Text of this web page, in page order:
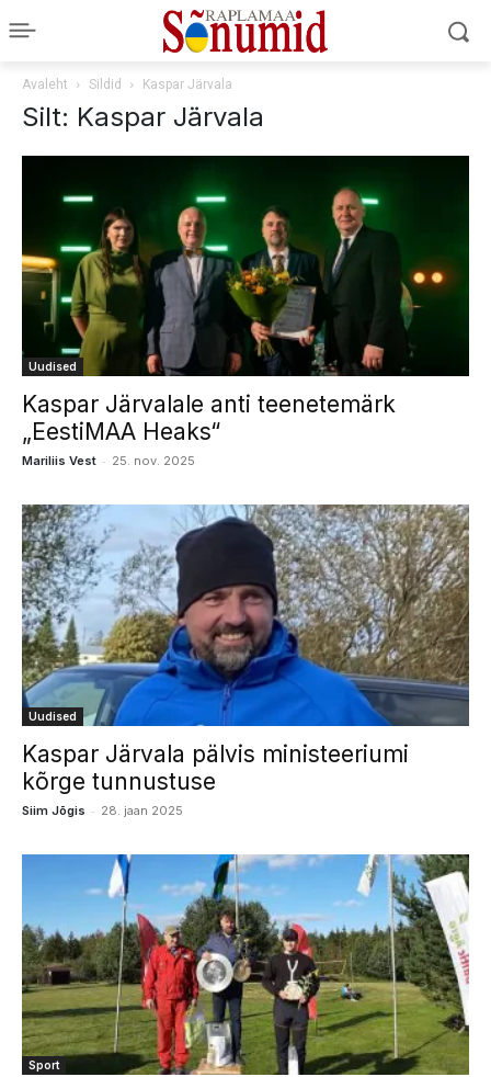
Avaleht Sildid Kaspar Järvala
Silt: Kaspar Järvala
Uudised
Kaspar Järvalale anti teenetemärk
„EestiMAA Heaks“
Mariliis Vest - 25. nov. 2025
Uudised
Kaspar Järvala pälvis ministeeriumi
kõrge tunnustuse
Siim Jõgis - 28. jaan 2025
Sport